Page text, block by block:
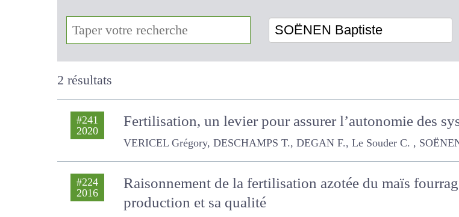
SOËNEN Baptiste
2 résultats
#241
2020 Fertilisation, un levier pour assurer l’autonomie des
VERICEL Grégory, DESCHAMPS T., DEGAN F., Le Souder C. , SOËNEN Baptiste
#224
2016
Raisonnement de la fertilisation azotée du maïs
production et sa qualité